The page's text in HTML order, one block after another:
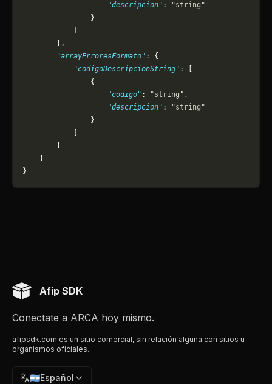
                    "descripcion"
:
"string"
                }
        },
        "arrayErroresFormato"
: {
            "codigoDescripcionString"
: [
                {
                    "codigo"
: "string" ,
                    "descripcion"
:
"string"
                }
        }
    }
}
Afip SDK
Conectate a ARCA hoy mismo.
afipsdk.com es un sitio comercial, sin relación alguna con sitios u
organismos oficiales.
🇦🇷Español